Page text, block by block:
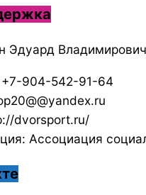
Эдуард Владимирович
904-542-91-64
dvorsport.ru/
Ассоциация